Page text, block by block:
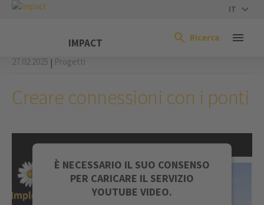
IT
IMPACT Ricerca
27.02.2025 | Progetti
Creare connessioni con i ponti
È NECESSARIO IL SUO CONSENSO
PER CARICARE IL SERVIZIO
YOUTUBE VIDEO.